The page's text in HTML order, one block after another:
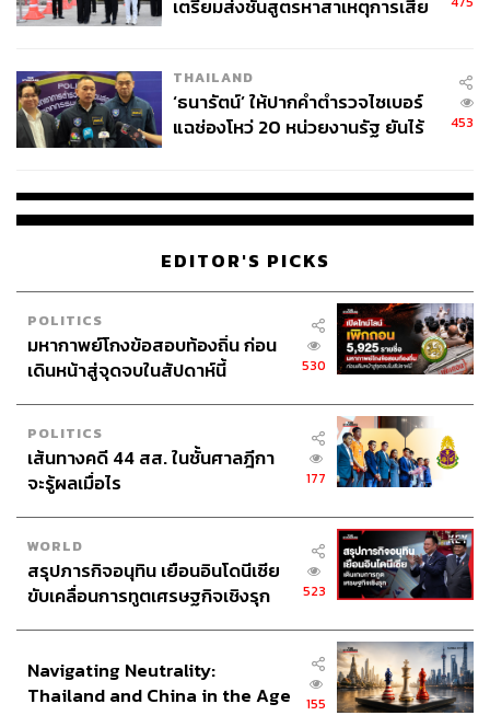
เตรียมส่งชันสูตรหาสาเหตุการเสีย
THAILAND
‘ธนารัตน์’ ให้ปากคำตำรวจไซเบอร์
แฉช่องโหว่ 20 หน่วยงานรัฐ ยันไร้
453
EDITOR'S PICKS
POLITICS
มหากาพย์โกงข้อสอบท้องถิ่น ก่อน
เดินหน้าสู่จุดจบในสัปดาห์นี้
530
POLITICS
เส้นทางคดี 44 สส. ในชั้นศาลฎีกา
จะรู้ผลเมื่อไร
177
WORLD
สรุปภารกิจอนุทิน เยือนอินโดนีเซีย
ขับเคลื่อนการทูตเศรษฐกิจเชิงรุก
523
Navigating Neutrality:
Thailand and China in the Age
155